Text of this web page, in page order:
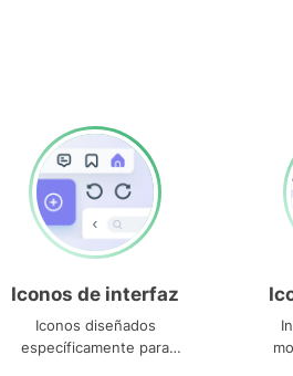
Iconos de interfaz
Iconos diseñados
específicamente para